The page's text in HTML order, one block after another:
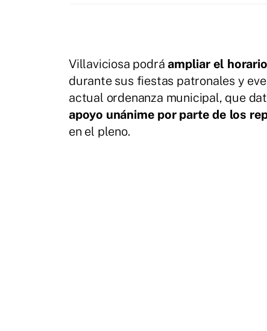
Villaviciosa podráampliar el
durante sus fiestas patronales y
actual ordenanza municipal, que
apoyo unánime por parte de los
en el pleno.